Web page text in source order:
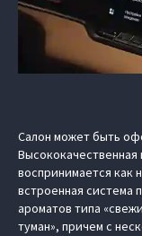
Салон может быть
Высококачественная
воспринимается как
встроенная система
ароматов типа
туман», причем с